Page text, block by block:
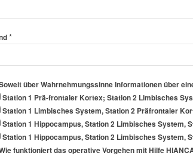
*
über Wahrnehmungssinne Informationen über
Station 1 Prä-frontaler Kortex; Station 2 Limbisches
Station 1 Limbisches System, Station 2 Präfrontaler
Station 1 Hippocampus, Station 2 Limbisches System,
Station 1 Hippocampus, Station 2 Limbisches System,
funktioniert das operative Vorgehen mit Hilfe